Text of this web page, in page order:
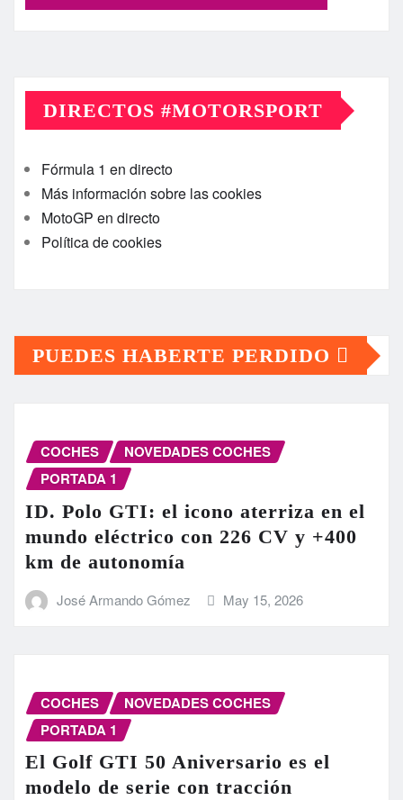
DIRECTOS #MOTORSPORT
Fórmula 1 en directo
Más información sobre las cookies
MotoGP en directo
Política de cookies
PUEDES HABERTE PERDIDO
COCHES
NOVEDADES COCHES
PORTADA 1
ID. Polo GTI: el icono aterriza en el
mundo eléctrico con 226 CV y +400
km de autonomía
José Armando Gómez May 15, 2026
COCHES
NOVEDADES COCHES
PORTADA 1
El Golf GTI 50 Aniversario es el
modelo de serie con tracción